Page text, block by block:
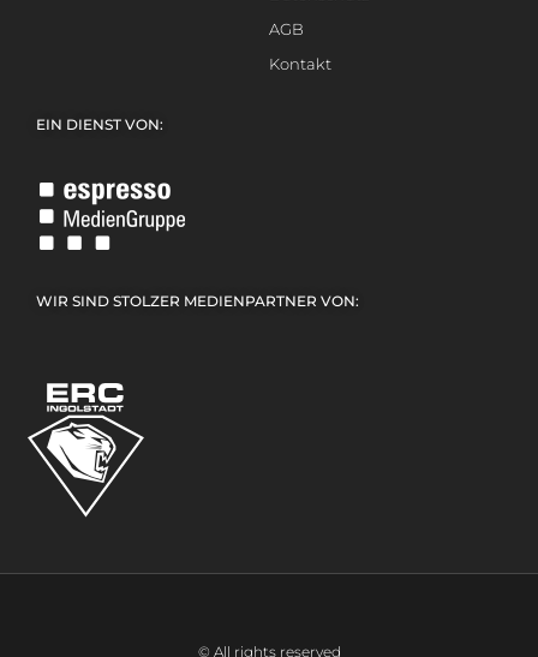
AGB
Kontakt
EIN DIENST VON:
WIR SIND STOLZER MEDIENPARTNER VON:
© All rights reserved